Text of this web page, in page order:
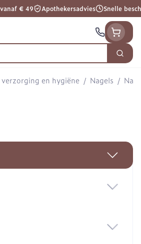
€ 49 Apothekersadvies Snelle
Zoek
en hygiëne / Nagels /